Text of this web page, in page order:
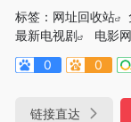
标签： 网址回收站
最新电视剧
电影
0
0
链接直达